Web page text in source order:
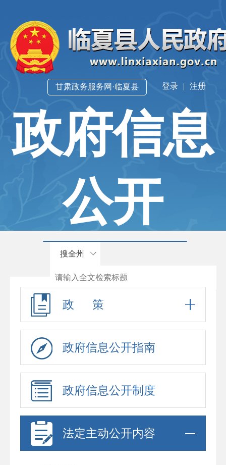
登录 | 注册
甘肃政务服务网·临夏县
政府信息
公开
搜全州
政 策
政府信息公开指南
政府信息公开制度
法定主动公开内容